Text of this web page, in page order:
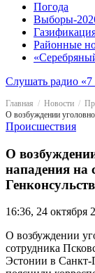
Погода
Выборы-
Районные
Слушать радио «7
Главная Новости
Происшествия
О
нападения на
16:36, 24
О возбуждении
сотрудника
Эстонии в Санкт-